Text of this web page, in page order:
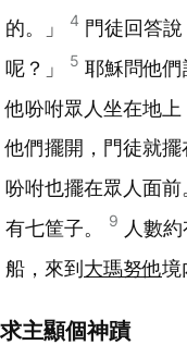
的。」
4 門徒回答
呢？」
5 耶穌問他
他吩咐眾人坐在地
他們擺開，門徒就擺
吩咐也擺在眾人面前
有七筐子。
9 人數
船，來到 大瑪努他境
求主顯個神蹟